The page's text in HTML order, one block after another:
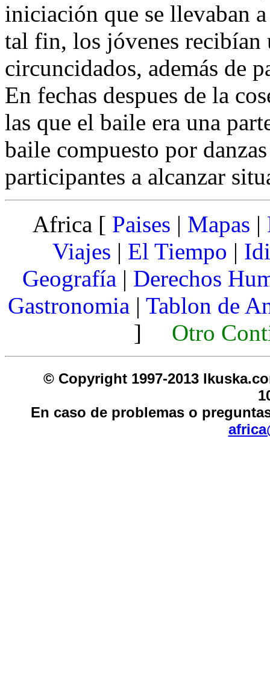
iniciación que se llevaban
tal fin, los jóvenes recibían
circuncidados, además de
En fechas despues de la
las que el baile era una
baile compuesto por
participantes a alcanzar
Africa [ Paises | Mapas |
Viajes | El Tiempo |
Geografía | Derechos
Gastronomia | Tablon de
] Otro
© Copyright 1997-2013
En caso de problemas o